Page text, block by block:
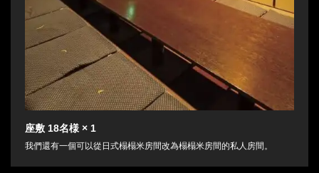
座敷 18名様 × 1
我們還有一個可以從日式榻榻米房間改為榻榻米房間的私人房間。